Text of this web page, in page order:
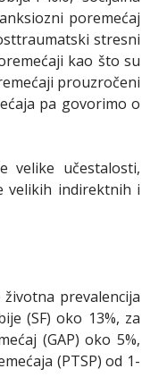
poremećaj
stresni
kao što su
prouzročeni
pa govorimo o
velike učestalosti,
velikih indirektnih i
prevalencija
(SF) oko 13%, za
(GAP) oko 5%,
(PTSP) od 1-